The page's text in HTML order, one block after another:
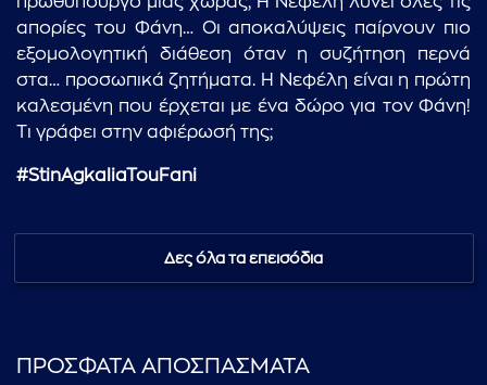
απορίες του Φάνη… Οι αποκαλύψεις παίρνουν πιο
εξομολογητική διάθεση όταν η συζήτηση περνά
στα… προσωπικά ζητήματα. Η Νεφέλη είναι η πρώτη
καλεσμένη που έρχεται με ένα δώρο για τον Φάνη!
Τι γράφει στην αφιέρωσή της;
#StinAgkaliaTouFani
Δες όλα τα επεισόδια
ΠΡΟΣΦΑΤΑ ΑΠΟΣΠΑΣΜΑΤΑ